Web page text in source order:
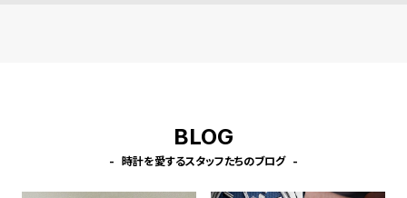
BLOG
時計を愛するスタッフたちのブログ